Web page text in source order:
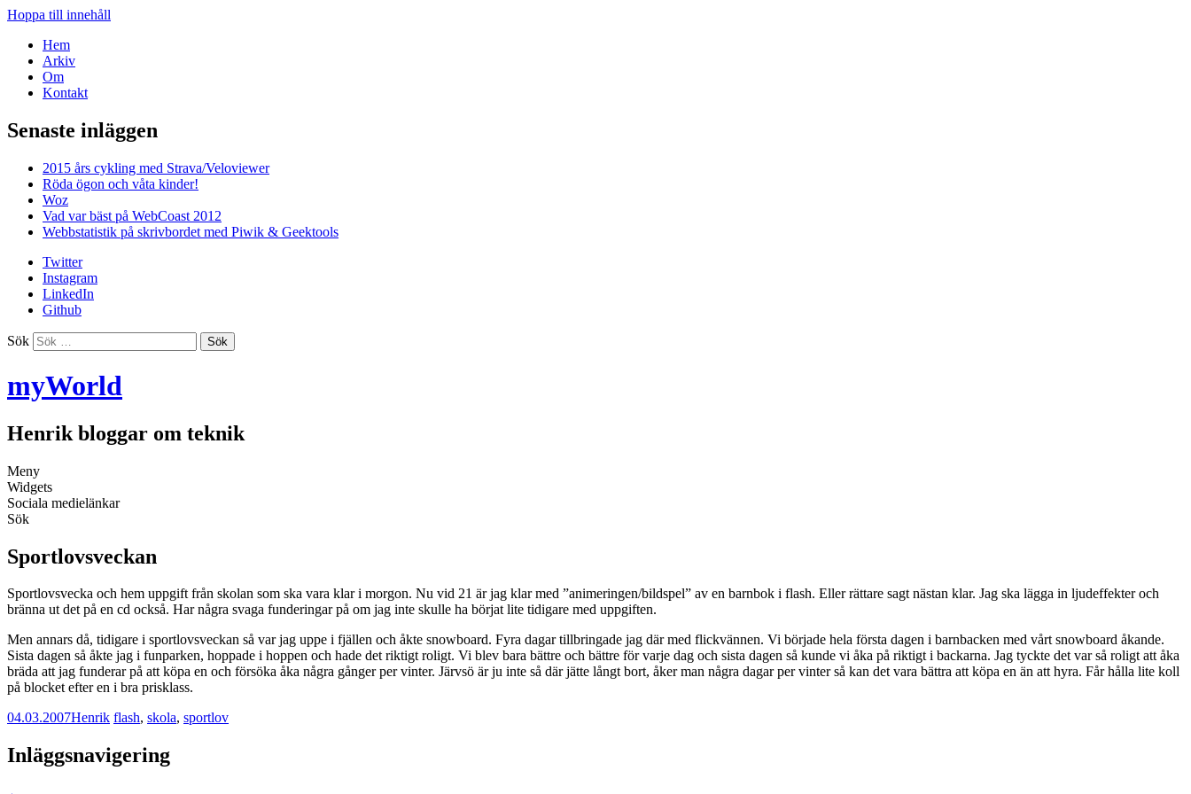
Hoppa till innehåll
Hem
Arkiv
Om
Kontakt
Senaste inläggen
2015 års cykling med Strava/Veloviewer
Röda ögon och våta kinder!
Woz
Vad var bäst på WebCoast 2012
Webbstatistik på skrivbordet med Piwik & Geektools
Twitter
Instagram
LinkedIn
Github
Sök
myWorld
Henrik bloggar om teknik
Meny
Widgets
Sociala medielänkar
Sök
Sportlovsveckan
Sportlovsvecka och hem uppgift från skolan som ska vara klar i morgon. Nu vid 21 är jag klar med ”animeringen/bildspel” av en barnbok i flash. Eller rättare sagt nästan klar. Jag ska lägga in ljudeffekter och
bränna ut det på en cd också. Har några svaga funderingar på om jag inte skulle ha börjat lite tidigare med uppgiften.
Men annars då, tidigare i sportlovsveckan så var jag uppe i fjällen och åkte snowboard. Fyra dagar tillbringade jag där med flickvännen. Vi började hela första dagen i barnbacken med vårt snowboard åkande.
Sista dagen så åkte jag i funparken, hoppade i hoppen och hade det riktigt roligt. Vi blev bara bättre och bättre för varje dag och sista dagen så kunde vi åka på riktigt i backarna. Jag tyckte det var så roligt att åka
bräda att jag funderar på att köpa en och försöka åka några gånger per vinter. Järvsö är ju inte så där jätte långt bort, åker man några dagar per vinter så kan det vara bättra att köpa en än att hyra. Får hålla lite koll
på blocket efter en i bra prisklass.
04.03.2007Henrik flash, skola, sportlov
Inläggsnavigering